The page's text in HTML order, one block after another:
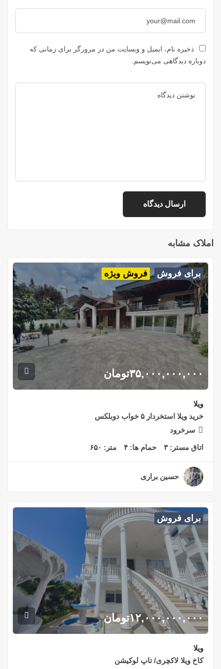
ذخیره نام، ایمیل و وبسایت من در مرورگر برای زمانی که
دوباره دیدگاهی می‌نویسم.
املاک مشابه
برای فروش فروش ویژه
۳۵,۰۰۰,۰۰۰,۰۰۰تومان
ویلا
خرید ویلا استخردار ۵ خواب دوبلکس
سرخرود
اتاق مستر:۳ حمام ها: ۴ متر: ۶۵۰
حسین براری
برای فروش
۱۲,۰۰۰,۰۰۰,۰۰۰تومان
ویلا
کاخ ویلا لاکچری/ تاپ لوکیشن